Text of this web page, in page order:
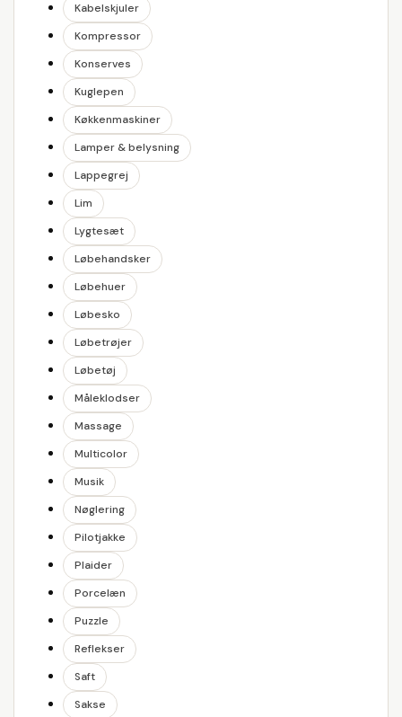
Kabelskjuler
Kompressor
Konserves
Kuglepen
Køkkenmaskiner
Lamper & belysning
Lappegrej
Lim
Lygtesæt
Løbehandsker
Løbehuer
Løbesko
Løbetrøjer
Løbetøj
Måleklodser
Massage
Multicolor
Musik
Nøglering
Pilotjakke
Plaider
Porcelæn
Puzzle
Reflekser
Saft
Sakse